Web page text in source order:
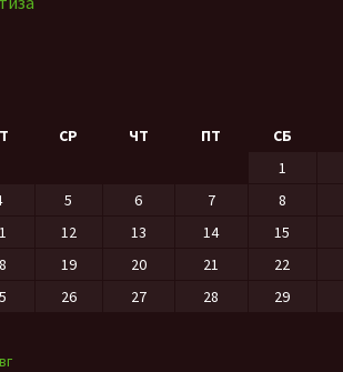
СР ЧТ ПТ СБ
1
5 6 7
8
12 13 14
15
19 20 21
22
26 27 28
29